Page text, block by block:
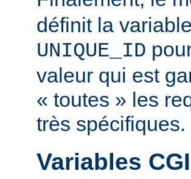
définit la
UNIQUE_ID
valeur qui est
« toutes » les
très spécifiques.
Variables